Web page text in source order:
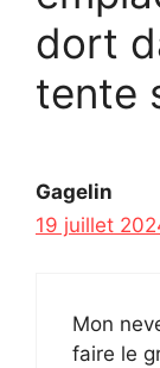
dort
tente
Gagelin
19 juillet
Mon
faire le